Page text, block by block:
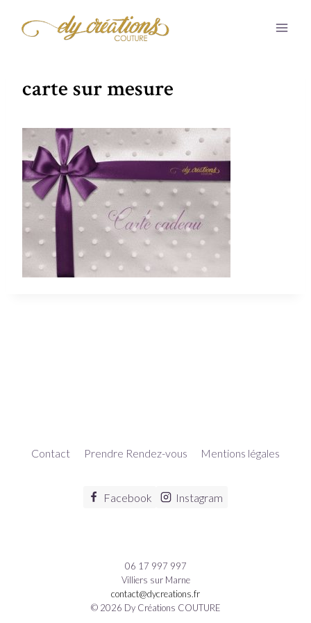
carte sur mesure
Contact Prendre Rendez-vous Mentions légales
Facebook Instagram
06 17 997 997
Villiers sur Marne
contact@dycreations.fr
© 2026 Dy Créations COUTURE